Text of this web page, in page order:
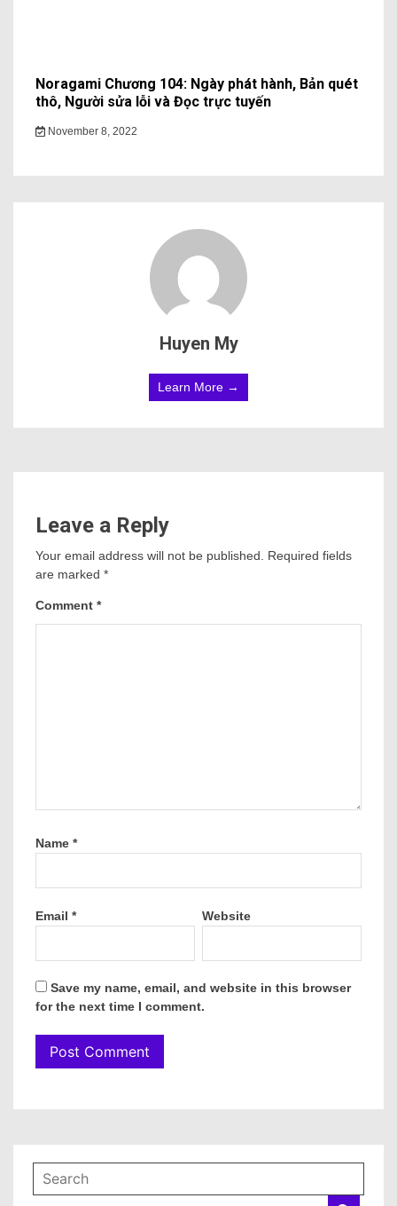
Noragami Chương 104: Ngày phát hành, Bản quét
thô, Người sửa lỗi và Đọc trực tuyến
November 8, 2022
Huyen My
Learn More →
Leave a Reply
Your email address will not be published.
Required fields
are marked *
Comment *
Name *
Email * Website
Save my name, email, and website in this browser
for the next time I comment.